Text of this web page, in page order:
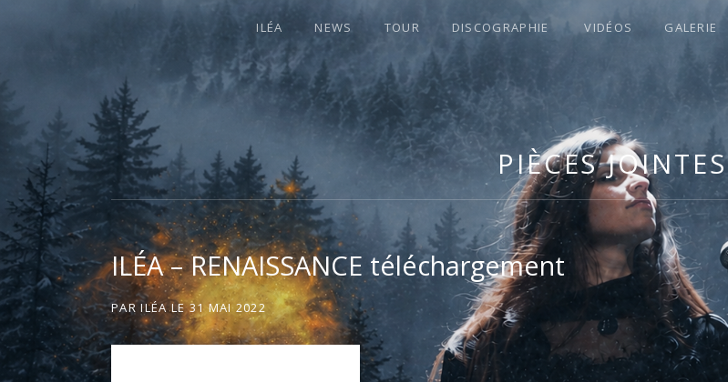
I
L
É
A
LA PLUS CELTIQUE DES AUVERGNATES !
ILÉA NEWS TOUR DISCOGRAPHIE VIDÉOS GALERIE
PIÈCES JOINTES
ILÉA – RENAISSANCE téléchargement
PARILÉA LE 31 MAI 2022